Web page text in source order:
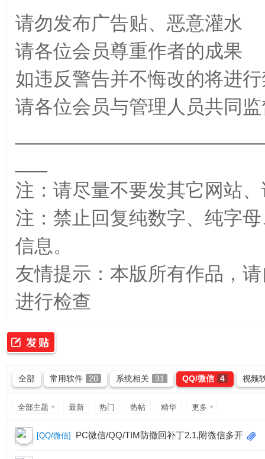
网
最
请勿发布广告贴、恶意灌水
请各位会员尊重作者的成果
如违反警告并不悔改的将进
请各位会员与管理人员共同
注：请尽量不要发其它网站
注：禁止回复纯数字、纯字
信息。
友情提示：本版所有作品，
进行检查
全部 常用软件 20 系统相关 31 QQ/微信 4 视频
全部主题 最新 热门 热帖 精华 更多
[QQ/微信] PC微信/QQ/TIM防撤回补丁2.1,附微信多开